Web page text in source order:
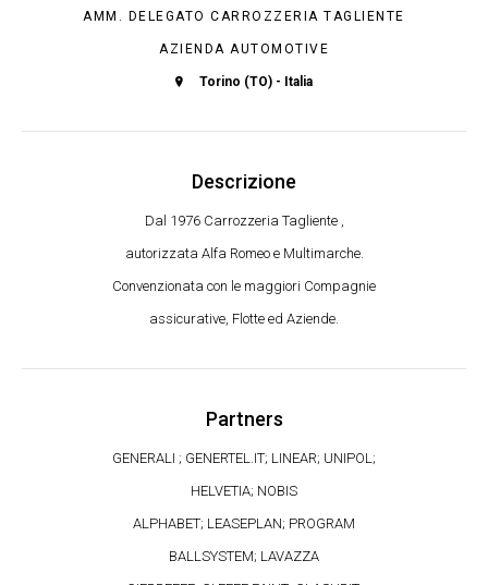
AMM. DELEGATO CARROZZERIA TAGLIENTE
AZIENDA AUTOMOTIVE
Torino (TO) - Italia
Descrizione
Dal 1976 Carrozzeria Tagliente ,
autorizzata Alfa Romeo e Multimarche.
Convenzionata con le maggiori Compagnie
assicurative, Flotte ed Aziende.
Partners
GENERALI ; GENERTEL.IT; LINEAR; UNIPOL;
HELVETIA; NOBIS
ALPHABET; LEASEPLAN; PROGRAM
BALLSYSTEM; LAVAZZA